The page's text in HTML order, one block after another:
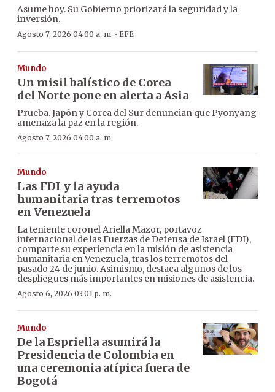
Asume hoy. Su Gobierno priorizará la seguridad y la
inversión.
Agosto 7, 2026 04:00 a. m. · EFE
Mundo
Un misil balístico de Corea
del Norte pone en alerta a Asia
Prueba. Japón y Corea del Sur denuncian que Pyonyang
amenaza la paz en la región.
Agosto 7, 2026 04:00 a. m.
Mundo
Las FDI y la ayuda
humanitaria tras terremotos
en Venezuela
La teniente coronel Ariella Mazor, portavoz
internacional de las Fuerzas de Defensa de Israel (FDI),
comparte su experiencia en la misión de asistencia
humanitaria en Venezuela, tras los terremotos del
pasado 24 de junio. Asimismo, destaca algunos de los
despliegues más importantes en misiones de asistencia.
Agosto 6, 2026 03:01 p. m.
Mundo
De la Espriella asumirá la
Presidencia de Colombia en
una ceremonia atípica fuera de
Bogotá